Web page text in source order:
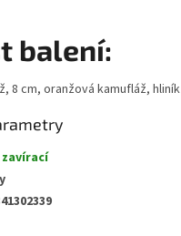
balení:
8 cm, oranžová kamufláž, hliník
zavírací